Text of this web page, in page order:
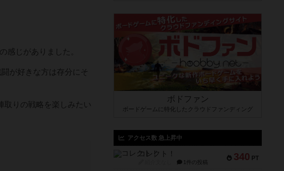
感じがありました。
が好きな方は存分にそ
取りの戦略を楽しみたい
ボドファン
ボードゲームに特化したクラウドファンディング
アクセス数 急上昇中
340 PT
コレクト！
1件の投稿